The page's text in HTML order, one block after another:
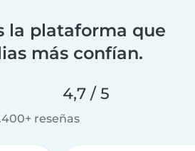
la plataforma que
más confían.
4,7 / 5
reseñas